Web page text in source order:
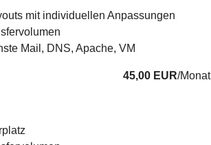
mit individuellen Anpassungen
Mail, DNS, Apache, VM
45,00 EUR/Monat